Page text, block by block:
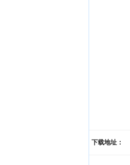
下载地址：